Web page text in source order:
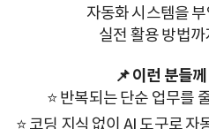
자동화 시스템을
실전 활용 방법
📌 이런 분들
⭐ 반복되는 단순 업무를
⭐ 코딩 지식 없이 AI 도구로